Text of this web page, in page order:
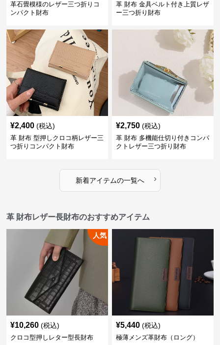
革石畳模様のレザー三つ折りコ
ンパクト財布
革 財布 金具ベルト付き上質レザ
ー三つ折り財布
¥2,400 (税込)
革 財布 型押しクロコ柄レザー三
つ折りコンパクト財布
¥2,750 (税込)
革 財布 多機能仕切り付きコンパ
クトレザー三つ折り財布
新着アイテムの一覧へ ›
革 財布レザー長財布のおすすめアイテム
人気
¥10,260 (税込)
クロコ型押しレター型長財布
¥5,440 (税込)
極薄メンズ革財布（ロング）